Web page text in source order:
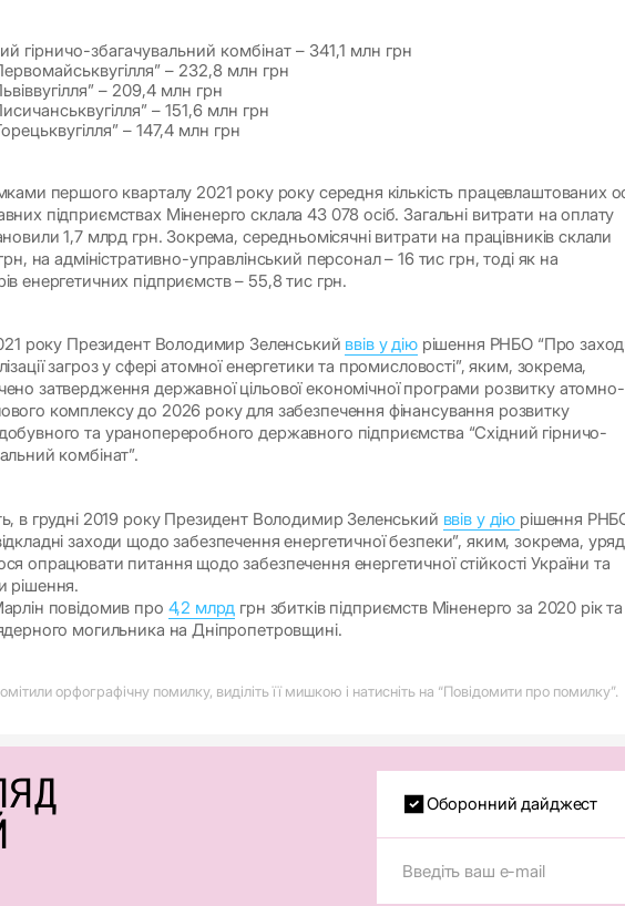
гірничо-збагачувальний комбінат – 341,1 млн грн
– 232,8 млн грн
– 209,4 млн грн
– 151,6 млн грн
– 147,4 млн грн
першого кварталу 2021 року року середня кількість працевлаштованих
підприємствах Міненерго склала 43 078 осіб. Загальні витрати на оплату
1,7 млрд грн. Зокрема, середньомісячні витрати на працівників склали
на адміністративно-управлінський персонал – 16 тис грн, тоді як на
енергетичних підприємств – 55,8 тис грн.
року Президент Володимир Зеленський ввів у діюрішення РНБО “Про
загроз у сфері атомної енергетики та промисловості”, яким, зокрема,
затвердження державної цільової економічної програми розвитку атомно-
комплексу до 2026 року для забезпечення фінансування розвитку
та уранопереробного державного підприємства “Східний гірничо-
комбінат”.
в грудні 2019 року Президент Володимир Зеленський ввів у дію рішення
заходи щодо забезпечення енергетичної безпеки”, яким, зокрема,
опрацювати питання щодо забезпечення енергетичної стійкості України та
рішення.
повідомив про 4,2 млрд грн збитків підприємств Міненерго за 2020 рік та
могильника на Дніпропетровщині.
орфографічну помилку, виділіть її мишкою і натисніть на “Повідомити про помилку”.
Оборонний дайджест